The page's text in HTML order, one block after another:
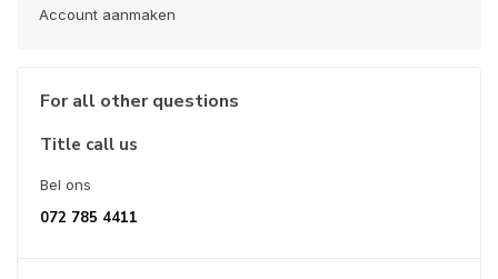
Account aanmaken
For all other questions
Title call us
Bel ons
072 785 4411